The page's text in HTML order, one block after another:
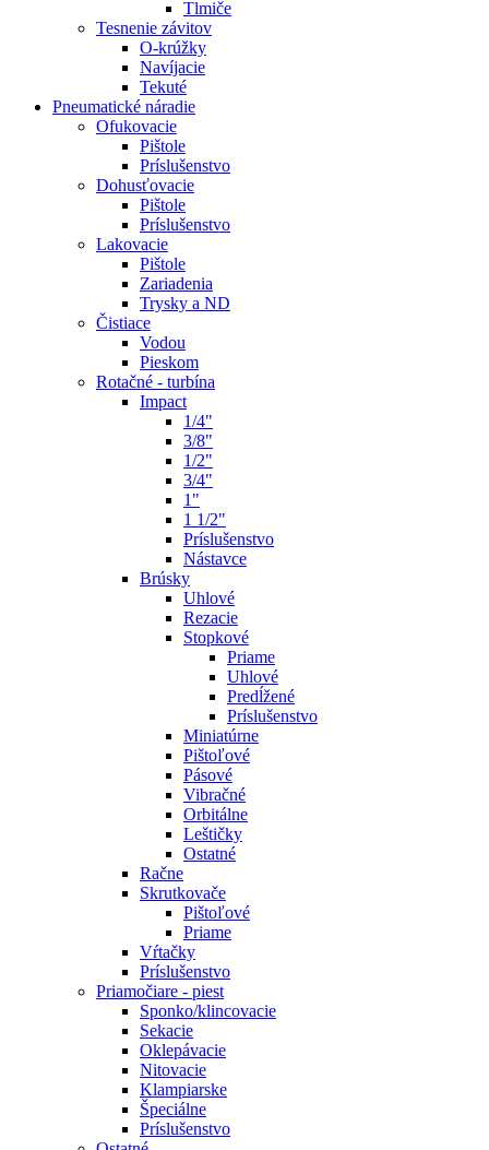
Tlmiče
Tesnenie závitov
O-krúžky
Navíjacie
Tekuté
Pneumatické náradie
Ofukovacie
Pištole
Príslušenstvo
Dohusťovacie
Pištole
Príslušenstvo
Lakovacie
Pištole
Zariadenia
Trysky a ND
Čistiace
Vodou
Pieskom
Rotačné - turbína
Impact
1/4"
3/8"
1/2"
3/4"
1"
1 1/2"
Príslušenstvo
Nástavce
Brúsky
Uhlové
Rezacie
Stopkové
Priame
Uhlové
Predĺžené
Príslušenstvo
Miniatúrne
Pištoľové
Pásové
Vibračné
Orbitálne
Leštičky
Ostatné
Račne
Skrutkovače
Pištoľové
Priame
Vŕtačky
Príslušenstvo
Priamočiare - piest
Sponko/klincovacie
Sekacie
Oklepávacie
Nitovacie
Klampiarske
Špeciálne
Príslušenstvo